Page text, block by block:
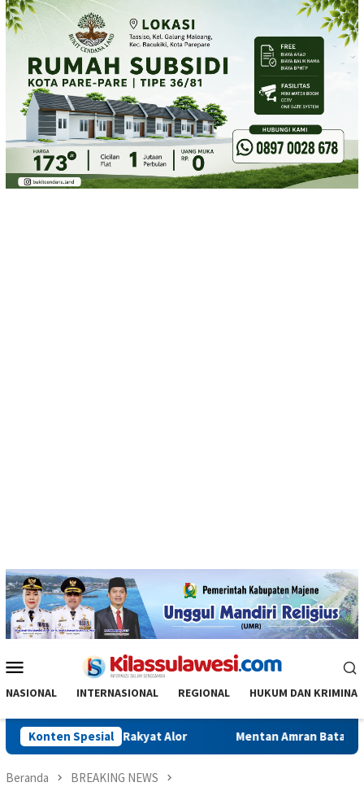
Loncat
ke
Mobile
NASIONAL INTERNASIONAL REGIONAL HUKUM DAN KRIMINAL
Konten Spesial
Riil untuk Rakyat Alor Mentan Amran Batalkan Rapat
Beranda BREAKING NEWS